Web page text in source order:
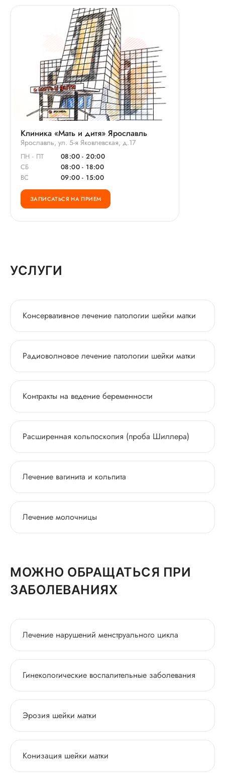
Клиника «Мать и дитя» Ярославль
Ярославль, ул. 5-я Яковлевская, д.17
ПН - ПТ
08:00 - 20:00
СБ
08:00 - 18:00
ВС
09:00 - 15:00
ЗАПИСАТЬСЯ НА ПРИЕМ
УСЛУГИ
Консервативное лечение патологии шейки матки
Радиоволновое лечение патологии шейки матки
Контракты на ведение беременности
Расширенная кольпоскопия (проба Шиллера)
Лечение вагинита и кольпита
Лечение молочницы
МОЖНО ОБРАЩАТЬСЯ ПРИ
ЗАБОЛЕВАНИЯХ
Лечение нарушений менструального цикла
Гинекологические воспалительные заболевания
Эрозия шейки матки
Конизация шейки матки